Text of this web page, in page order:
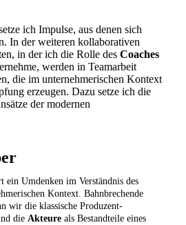
ich Impulse, aus denen sich
In der weiteren kollaborativen
in der ich die Rolle des Coaches
werden in Teamarbeit
die im unternehmerischen Kontext
erzeugen. Dazu setze ich die
der modernen
Umdenken im Verständnis des
Kontext. Bahnbrechende
wir die klassische Produzent-
die Akteure als Bestandteile eines